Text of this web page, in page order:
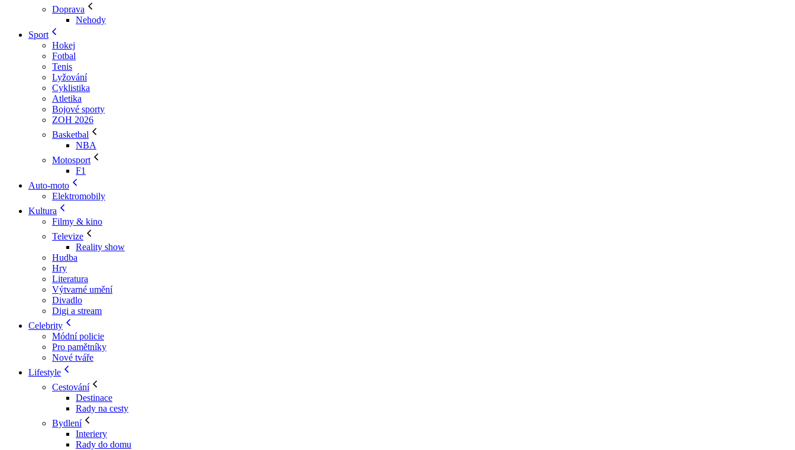
Doprava
Nehody
Sport
Hokej
Fotbal
Tenis
Lyžování
Cyklistika
Atletika
Bojové sporty
ZOH 2026
Basketbal
NBA
Motosport
F1
Auto-moto
Elektromobily
Kultura
Filmy & kino
Televize
Reality show
Hudba
Hry
Literatura
Výtvarné umění
Divadlo
Digi a stream
Celebrity
Módní policie
Pro pamětníky
Nové tváře
Lifestyle
Cestování
Destinace
Rady na cesty
Bydlení
Interiery
Rady do domu